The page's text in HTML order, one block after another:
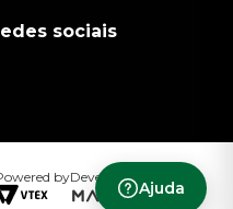
Ajuda
sociais
byDeveloped by